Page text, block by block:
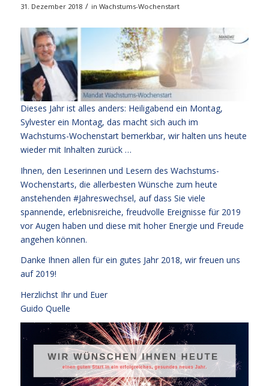
31. Dezember 2018 / in Wachstums-Wochenstart
Dieses Jahr ist alles anders: Heiligabend ein Montag,
Sylvester ein Montag, das macht sich auch im
Wachstums-Wochenstart bemerkbar, wir halten uns heute
wieder mit Inhalten zurück …
Ihnen, den Leserinnen und Lesern des Wachstums-
Wochenstarts, die allerbesten Wünsche zum heute
anstehenden #Jahreswechsel, auf dass Sie viele
spannende, erlebnisreiche, freudvolle Ereignisse für 2019
vor Augen haben und diese mit hoher Energie und Freude
angehen können.
Danke Ihnen allen für ein gutes Jahr 2018, wir freuen uns
auf 2019!
Herzlichst Ihr und Euer
Guido Quelle